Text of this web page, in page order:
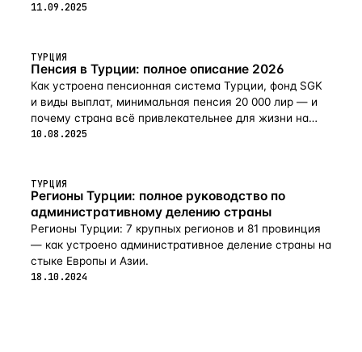
11.09.2025
ТУРЦИЯ
Пенсия в Турции: полное описание 2026
Как устроена пенсионная система Турции, фонд SGK
и виды выплат, минимальная пенсия 20 000 лир — и
почему страна всё привлекательнее для жизни на
пенсии в 2026-м.
10.08.2025
ТУРЦИЯ
Регионы Турции: полное руководство по
административному делению страны
Регионы Турции: 7 крупных регионов и 81 провинция
— как устроено административное деление страны на
стыке Европы и Азии.
18.10.2024